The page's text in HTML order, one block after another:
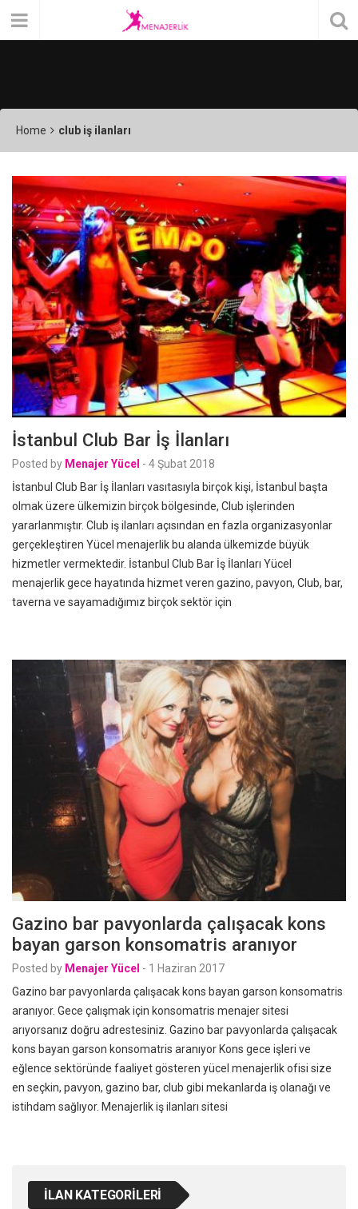
Home club iş ilanları
İstanbul Club Bar İş İlanları
Posted by Menajer Yücel - 4 Şubat 2018
İstanbul Club Bar İş İlanları vasıtasıyla birçok kişi, İstanbul başta
olmak üzere ülkemizin birçok bölgesinde, Club işlerinden
yararlanmıştır. Club iş ilanları açısından en fazla organizasyonlar
gerçekleştiren Yücel menajerlik bu alanda ülkemizde büyük
hizmetler vermektedir. İstanbul Club Bar İş İlanları Yücel
menajerlik gece hayatında hizmet veren gazino, pavyon, Club, bar,
taverna ve sayamadığımız birçok sektör için
Gazino bar pavyonlarda çalışacak kons
bayan garson konsomatris aranıyor
Posted by Menajer Yücel - 1 Haziran 2017
Gazino bar pavyonlarda çalışacak kons bayan garson konsomatris
aranıyor. Gece çalışmak için konsomatris menajer sitesi
arıyorsanız doğru adrestesiniz. Gazino bar pavyonlarda çalışacak
kons bayan garson konsomatris aranıyor Kons gece işleri ve
eğlence sektöründe faaliyet gösteren yücel menajerlik ofisi size
en seçkin, pavyon, gazino bar, club gibi mekanlarda iş olanağı ve
istihdam sağlıyor. Menajerlik iş ilanları sitesi
İLAN KATEGORILERI